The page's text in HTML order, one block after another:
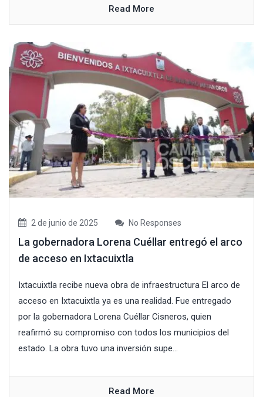
Read More
2 de junio de 2025 No Responses
La gobernadora Lorena Cuéllar entregó el arco
de acceso en Ixtacuixtla
Ixtacuixtla recibe nueva obra de infraestructura El arco de
acceso en Ixtacuixtla ya es una realidad. Fue entregado
por la gobernadora Lorena Cuéllar Cisneros, quien
reafirmó su compromiso con todos los municipios del
estado. La obra tuvo una inversión supe...
Read More